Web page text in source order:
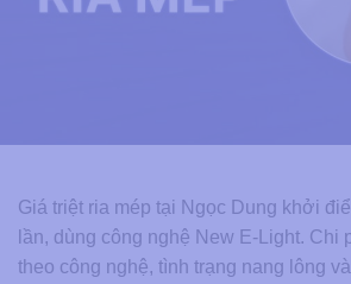
Giá triệt ria mép tại Ngọc Dung khởi
lần, dùng công nghệ New E-Light. Chi
theo công nghệ, tình trạng nang lông